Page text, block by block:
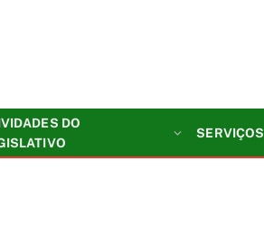
DO
SERVIÇOS